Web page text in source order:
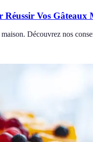
Vos Gâteaux
Découvrez nos